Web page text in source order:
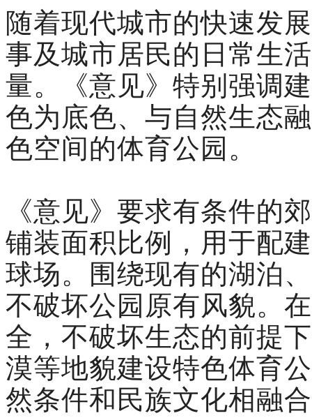
随着现代城市的快速发
事及城市居民的日常生
量。《意见》特别强调
色为底色、与自然生态
色空间的体育公园。
《意见》要求有条件的
铺装面积比例，用于配
球场。围绕现有的湖泊
不破坏公园原有风貌。
全，不破坏生态的前提
漠等地貌建设特色体育
然条件和民族文化相融